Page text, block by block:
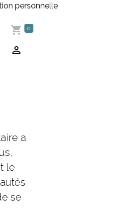
personnelle
0
a
le
se